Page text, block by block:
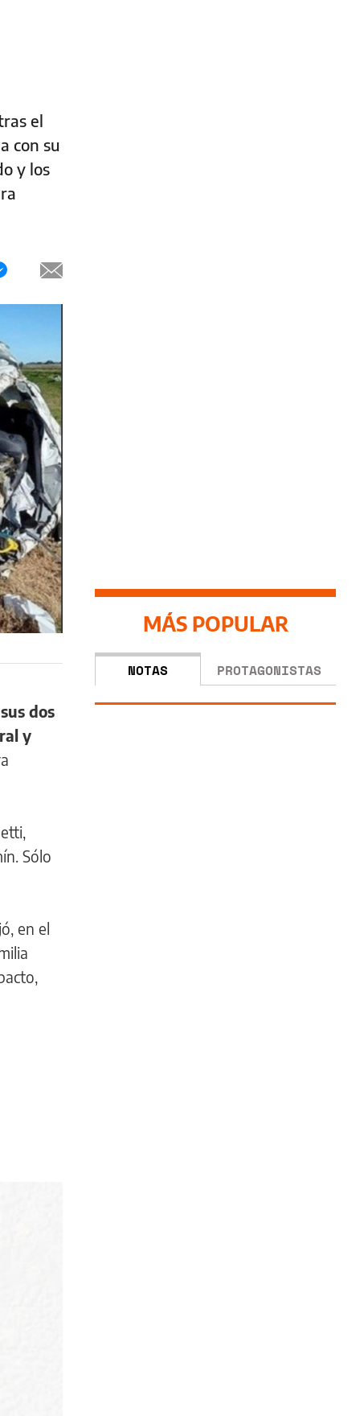
el
con su
y los
dos
y
Sólo
en el
MÁS POPULAR
NOTAS PROTAGONISTAS